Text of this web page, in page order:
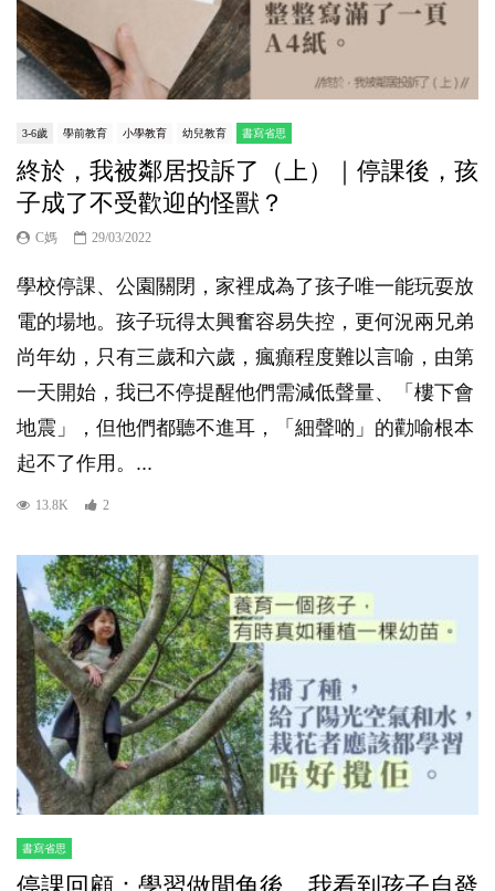
3-6歲 學前教育 小學教育 幼兒教育 書寫省思
終於，我被鄰居投訴了（上）｜停課後，孩
子成了不受歡迎的怪獸？
C媽 29/03/2022
學校停課、公園關閉，家裡成為了孩子唯一能玩耍放
電的場地。孩子玩得太興奮容易失控，更何況兩兄弟
尚年幼，只有三歲和六歲，瘋癲程度難以言喻，由第
一天開始，我已不停提醒他們需減低聲量、「樓下會
地震」，但他們都聽不進耳，「細聲啲」的勸喻根本
起不了作用。...
13.8K 2
書寫省思